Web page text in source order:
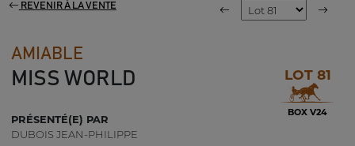
REVENIR À LA VENTE
AMIABLE
MISS WORLD LOT 81
BOX V24
PRÉSENTÉ(E) PAR
DUBOIS JEAN-PHILIPPE